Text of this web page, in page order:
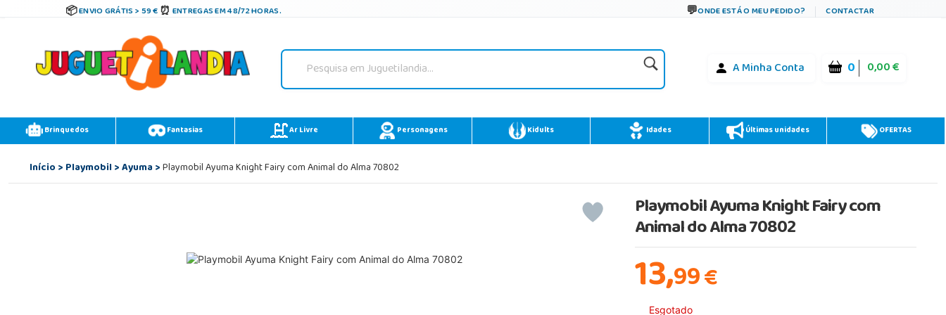
ENVIO GRÁTIS > 59 € ENTREGAS EM 48/72 HORAS. ONDE ESTÁ O MEU PEDIDO? CONTACTAR
A Minha Conta 0 0,00 €
Brinquedos Fantasias Ar Livre Personagens Kidults Idades Últimas unidades OFERTAS
Início>Playmobil>Ayuma>Playmobil Ayuma Knight Fairy com Animal do Alma 70802
Playmobil Ayuma Knight Fairy com
Animal do Alma 70802
13,99€
Esgotado